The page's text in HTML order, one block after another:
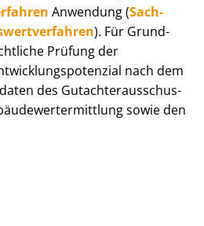
Anwendung (Sach­
). Für Grund­
Prüfung der
nach dem
des Gut­ach­ter­aus­schus­
sowie den